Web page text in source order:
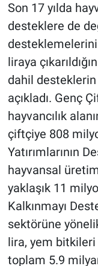
Son 17 yılda
desteklere de
liraya
dahil desteklerin
açıkladı. Genç
hayvancılık
çiftçiye 808
Yatırımlarının
hayvansal
yaklaşık 11
Kalkınmayı
sektörüne
lira, yem
toplam 5.9